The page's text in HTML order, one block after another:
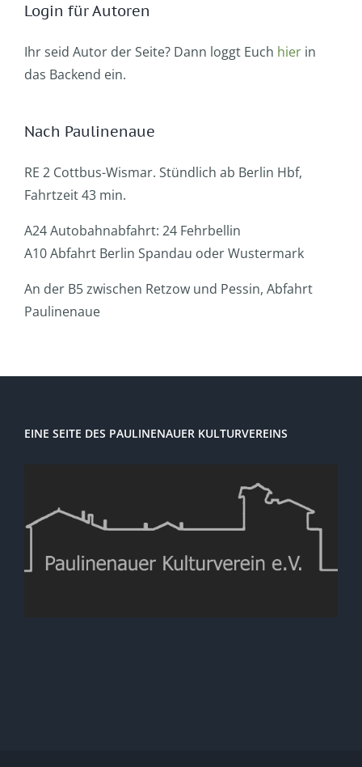
Login für Autoren
Ihr seid Autor der Seite? Dann loggt Euch hier in
das Backend ein.
Nach Paulinenaue
RE 2 Cottbus-Wismar. Stündlich ab Berlin Hbf,
Fahrtzeit 43 min.
A24 Autobahnabfahrt: 24 Fehrbellin
A10 Abfahrt Berlin Spandau oder Wustermark
An der B5 zwischen Retzow und Pessin, Abfahrt
Paulinenaue
EINE SEITE DES PAULINENAUER KULTURVEREINS